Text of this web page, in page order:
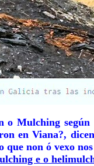
o Mulching
en Viana?,
non ó vexo
e o